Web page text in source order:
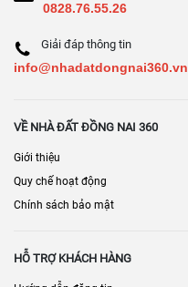
0828.76.55.26
Giải đáp thông tin
info@nhadatdongnai360.vn
VỀ NHÀ ĐẤT ĐỒNG NAI 360
Giới thiệu
Quy chế hoạt động
Chính sách bảo mật
HỖ TRỢ KHÁCH HÀNG